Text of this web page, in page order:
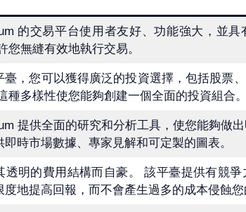
的交易平台使用者友好、功能強大，並具
您無縫有效地執行交易。
臺，您可以獲得廣泛的投資選擇，包括股票
種多樣性使您能夠創建一個全面的投資組合。
提供全面的研究和分析工具，使您能夠做出
即時市場數據、專家見解和可定製的圖表。
透明的費用結構而自豪。 該平臺提供有競
度地提高回報，而不會產生過多的成本侵蝕您